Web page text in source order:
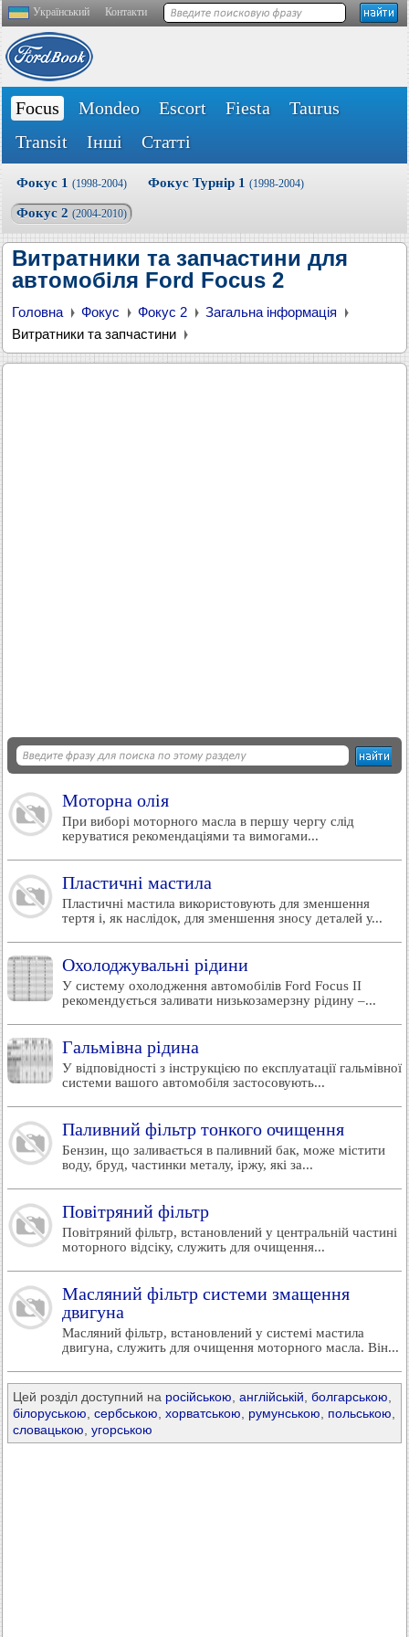
Український Контакти
Focus Mondeo Escort Fiesta
Taurus
Transit
Інші Статті
Фокус 1 (1998-2004) Фокус Турнір 1 (1998-2004)
Фокус 2 (2004-2010)
Витратники та запчастини для
автомобіля Ford Focus 2
Головна Фокус Фокус 2
Загальна інформація
Витратники та запчастини
Моторна олія
При виборі моторного масла в першу чергу слід
керуватися рекомендаціями та вимогами...
Пластичні мастила
Пластичні мастила використовують для зменшення
тертя і, як наслідок, для зменшення зносу деталей у...
Охолоджувальні рідини
У систему охолодження автомобілів Ford Focus II
рекомендується заливати низькозамерзну рідину –...
Гальмівна рідина
У відповідності з інструкцією по експлуатації гальмівної
системи вашого автомобіля застосовують...
Паливний фільтр тонкого очищення
Бензин, що заливається в паливний бак, може містити
воду, бруд, частинки металу, іржу, які за...
Повітряний фільтр
Повітряний фільтр, встановлений у центральній частині
моторного відсіку, служить для очищення...
Масляний фільтр системи змащення
двигуна
Масляний фільтр, встановлений у системі мастила
двигуна, служить для очищення моторного масла. Він...
Цей розділ доступний на російською англійській болгарською
білоруською сербською хорватською румунською польською
словацькою угорською